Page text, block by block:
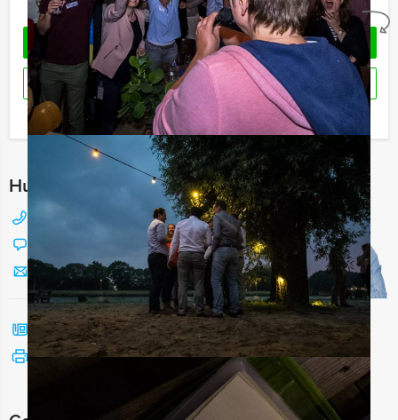
Geheel vrijblijvend
OFFERTE AANVRAGEN
RESERVEREN
Ik heb een vraag over dit uitje
Hulp nodig bij het kiezen?
088 428 81 17
Stuur ons een mailtje
Bel mij terug
Bekijk printbare versie